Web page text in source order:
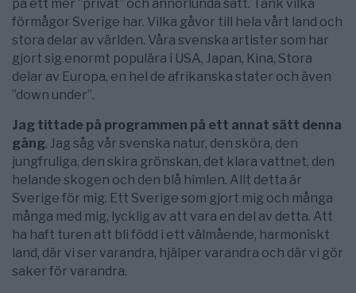
på ett mer ”privat” och annorlunda sätt. Tänk vilka
förmågor Sverige har. Vilka gåvor till hela vårt land och
stora delar av världen. Våra svenska artister som har
gjort sig enormt populära i USA, Japan, Kina, Stora
delar av Europa, en hel de afrikanska stater och även
”down under”.
Jag tittade på programmen på ett annat sätt denna
gång. Jag såg vår svenska natur, den sköra, den
jungfruliga, den skira grönskan, det klara vattnet, den
helande skogen och den blå himlen. Allt detta är
Sverige för mig. Ett Sverige som gjort mig och många
många med mig, lycklig av att vara en del av detta. Att
ha haft turen att bli född i ett välmående, harmoniskt
land, där vi ser varandra, hjälper varandra och där vi gör
saker för varandra.